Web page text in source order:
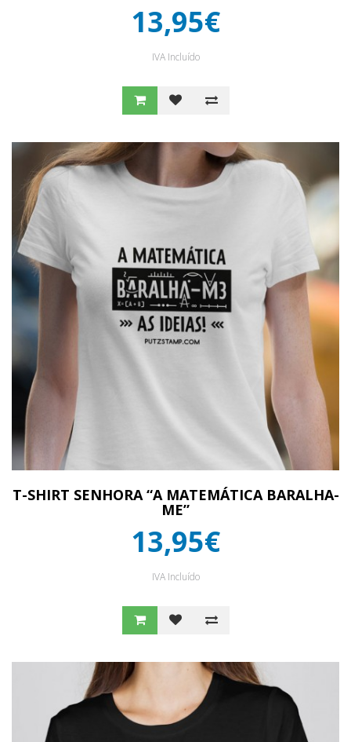
13,95€
IVA Incluído
T-SHIRT SENHORA “A MATEMÁTICA BARALHA-
ME”
13,95€
IVA Incluído